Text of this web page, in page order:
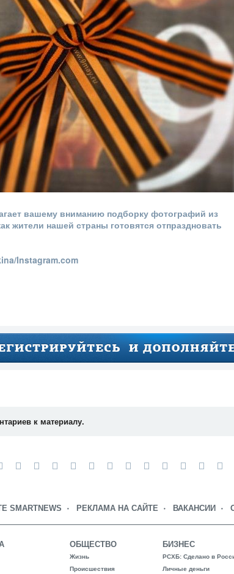
вашему вниманию подборку фотографий из
жители нашей страны готовятся отпраздновать
Instagram.com
к материалу.
SMARTNEWS РЕКЛАМА НА САЙТЕ ВАКАНСИИ
ОБЩЕСТВО
Жизнь
Происшествия
БИЗНЕС
РСХБ: Сделано в
Личные деньги